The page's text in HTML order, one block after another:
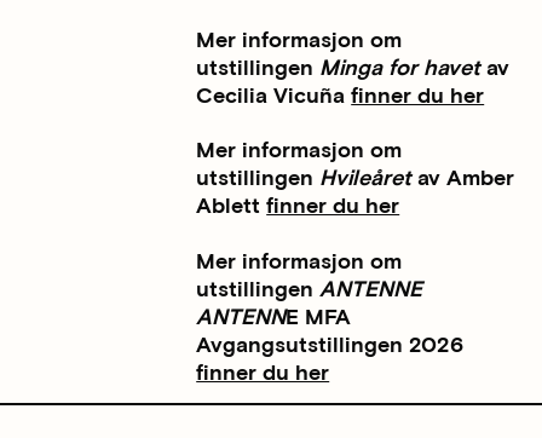
Mer informasjon om
utstillingen Minga for havetav
Cecilia Vicuñafinner du her
Mer informasjon om
utstillingen Hvileåretav Amber
Ablettfinner du her
Mer informasjon om
utstillingenANTENNE
ANTENNE MFA
Avgangsutstillingen 2026
finner du her